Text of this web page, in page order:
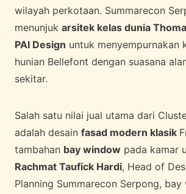
wilayah perkotaan. Summarecon
menunjuk arsitek kelas dunia
PAI Design untuk menyempurnakan
hunian Bellefont dengan suasana
sekitar.
Salah satu nilai jual utama dari
adalah desain fasad modern klasik
tambahan bay window pada kamar
Rachmat Taufick Hardi, Head of
Planning Summarecon Serpong,